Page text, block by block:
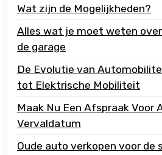
Wat zijn de Mogelijkheden?
Alles wat je moet weten
de garage
De Evolutie van
tot Elektrische Mobiliteit
Maak Nu Een Afspraak Voor
Vervaldatum
Oude auto verkopen voor de